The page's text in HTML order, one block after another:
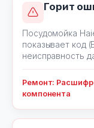
Горит
Посудомойка
показывает код
неисправность
Ремонт:
компонента